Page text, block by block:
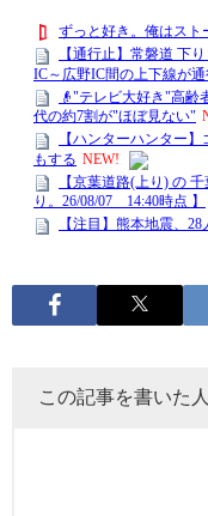
この記事を書いた人